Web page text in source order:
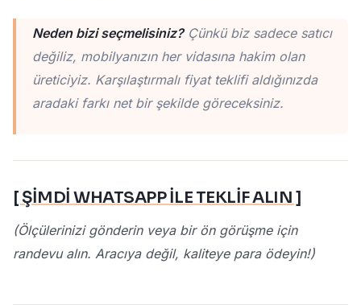
Neden bizi seçmelisiniz?Çünkü biz sadece satıcı
değiliz, mobilyanızın her vidasına hakim olan
üreticiyiz. Karşılaştırmalı fiyat teklifi aldığınızda
aradaki farkı net bir şekilde göreceksiniz.
[ ŞİMDİ WHATSAPP İLE TEKLİF ALIN ]
(Ölçülerinizi gönderin veya bir ön görüşme için
randevu alın. Aracıya değil, kaliteye para ödeyin!)